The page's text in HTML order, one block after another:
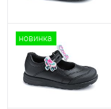
новинка